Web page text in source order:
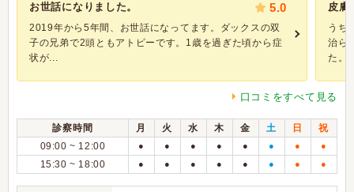
お世話になりました。 5.0
2019年から5年間、お世話になってます。ダックスの双
子の兄弟で2頭ともアトピーです。1歳を過ぎた頃から症
状が...
皮膚
うち
治ら
た。
口コミをすべて見る
診察時間 月 火 水 木 金 土 日
祝
09:00 ~ 12:00
● ● ● ● ● ● ● ●
15:30 ~ 18:00 ● ● ● ● ● ● ● ●